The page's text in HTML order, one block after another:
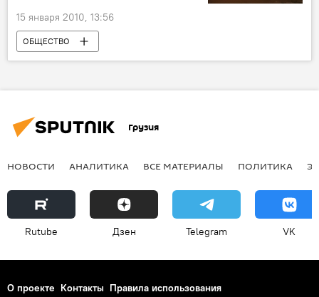
15 января 2010, 13:56
ОБЩЕСТВО
Грузия
НОВОСТИ АНАЛИТИКА ВСЕ МАТЕРИАЛЫ ПОЛИТИКА
Rutube Дзен Telegram VK
О проекте Контакты Правила использования